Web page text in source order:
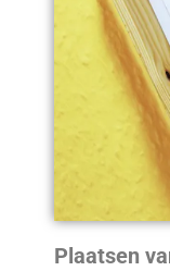
Plaatsen